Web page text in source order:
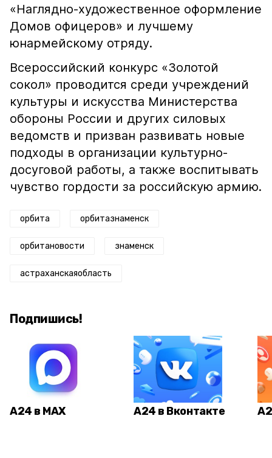
«Наглядно-художественное оформление
Домов офицеров» и лучшему
юнармейскому отряду.
Всероссийский конкурс «Золотой
сокол» проводится среди учреждений
культуры и искусства Министерства
обороны России и других силовых
ведомств и призван развивать новые
подходы в организации культурно-
досуговой работы, а также воспитывать
чувство гордости за российскую армию.
орбита орбитазнаменск
орбитановости знаменск
астраханскаяобласть
Подпишись!
А24 в MAX А24 в Вконтакте